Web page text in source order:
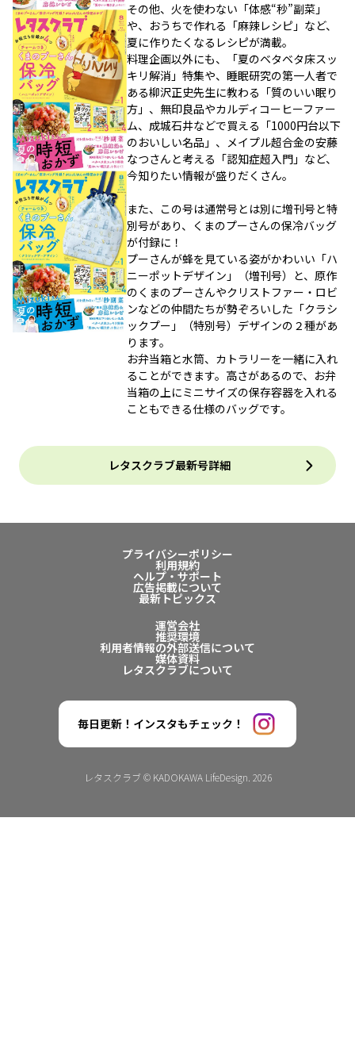
その他、火を使わない「体感“秒”副菜」
や、おうちで作れる「麻辣レシピ」など、
夏に作りたくなるレシピが満載。
料理企画以外にも、「夏のベタベタ床スッ
キリ解消」特集や、睡眠研究の第一人者で
ある柳沢正史先生に教わる「質のいい眠り
方」、無印良品やカルディコーヒーファー
ム、成城石井などで買える「1000円台以下
のおいしい名品」、メイプル超合金の安藤
なつさんと考える「認知症超入門」など、
今知りたい情報が盛りだくさん。
また、この号は通常号とは別に増刊号と特
別号があり、くまのプーさんの保冷バッグ
が付録に！
プーさんが蜂を見ている姿がかわいい「ハ
ニーポットデザイン」（増刊号）と、原作
のくまのプーさんやクリストファー・ロビ
ンなどの仲間たちが勢ぞろいした「クラシ
ックプー」（特別号）デザインの２種があ
ります。
お弁当箱と水筒、カトラリーを一緒に入れ
ることができます。高さがあるので、お弁
当箱の上にミニサイズの保存容器を入れる
こともできる仕様のバッグです。
レタスクラブ最新号詳細
プライバシーポリシー
利用規約
ヘルプ・サポート
広告掲載について
最新トピックス
運営会社
推奨環境
利用者情報の外部送信について
媒体資料
レタスクラブについて
毎日更新！インスタもチェック！
レタスクラブ © KADOKAWA LifeDesign. 2026